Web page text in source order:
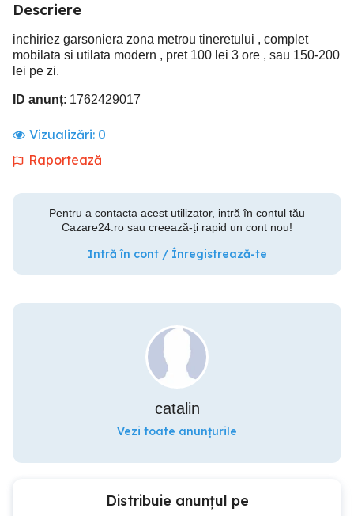
Descriere
inchiriez garsoniera zona metrou tineretului , complet
mobilata si utilata modern , pret 100 lei 3 ore , sau 150-200
lei pe zi.
ID anunț: 1762429017
Vizualizări: 0
Raportează
Pentru a contacta acest utilizator, intră în contul tău
Cazare24.ro sau creează-ți rapid un cont nou!
Intră în cont / Înregistrează-te
catalin
Vezi toate anunțurile
Distribuie anunțul pe